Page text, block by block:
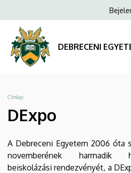
DEBRECENI
EGYETEM
a
tartalomra
DEBRECENI
Morzsa
Címlap
DExpo
A Debreceni Egyetem 2006 óta
novemberének harmadik
beiskolázási rendezvényét, a